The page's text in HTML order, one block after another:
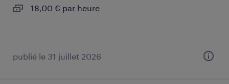
18,00 € par heure
publié le 31 juillet 2026